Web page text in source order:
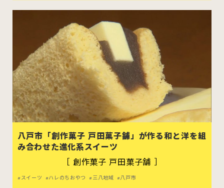
八戸市「創作菓子 戸田菓子舗」が作る和と洋を組
み合わせた進化系スイーツ
［ 創作菓子 戸田菓子舗 ］
スイーツ ハレのちおやつ 三八地域 八戸市